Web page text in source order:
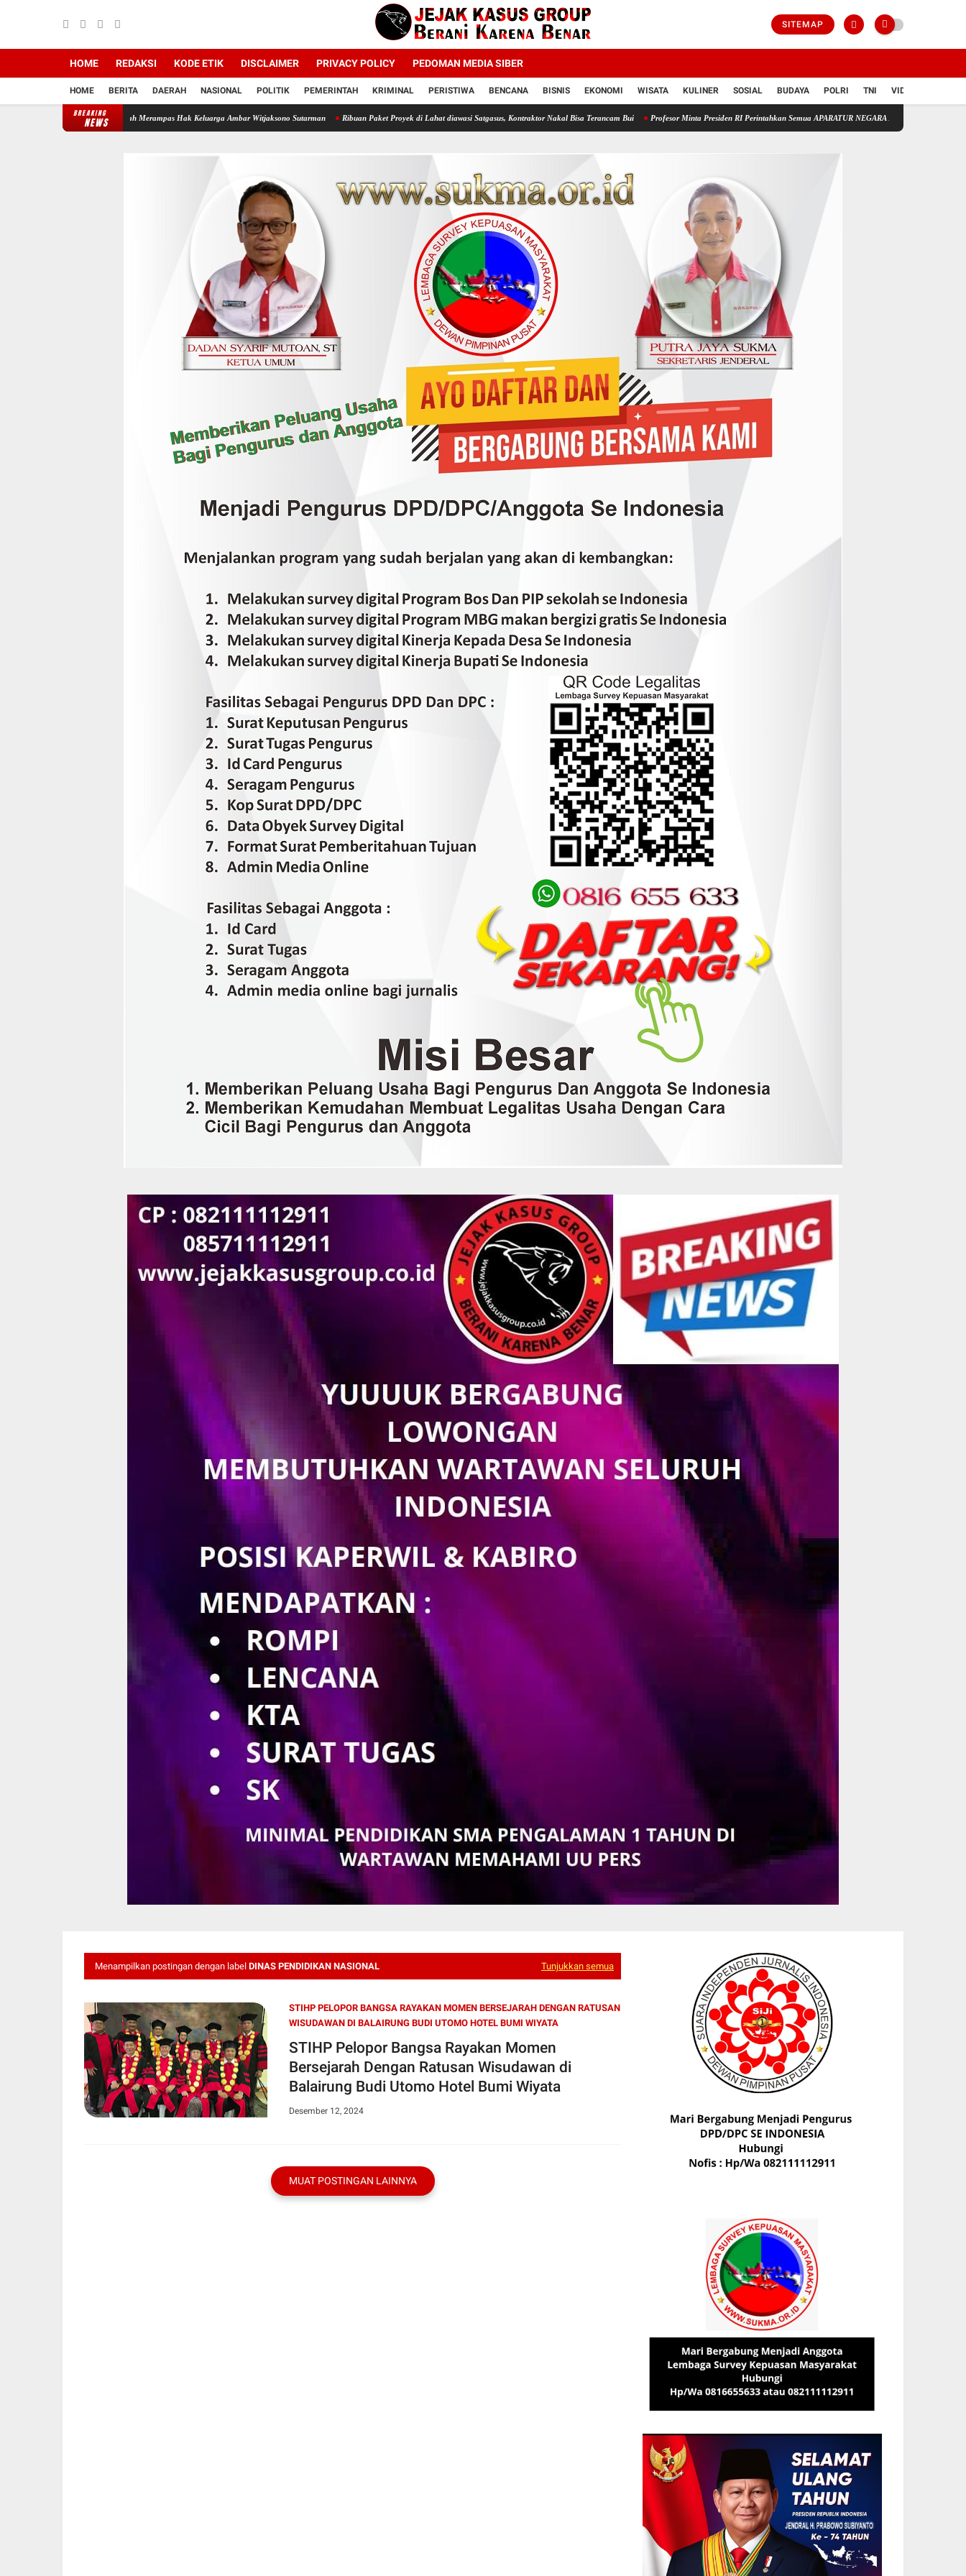
SITEMAP
HOME REDAKSI KODE ETIK DISCLAIMER PRIVACY POLICY PEDOMAN MEDIA SIBER
HOME BERITA DAERAH NASIONAL POLITIK PEMERINTAH KRIMINAL PERISTIWA BENCANA BISNIS EKONOMI WISATA KULINER SOSIAL BUDAYA POLRI TNI VIDIO
BREAKING
NEWS
Backing Mafia Tanah Merampas Hak Keluarga Ambar Witjaksono Sutarman Ribuan Paket Proyek di Lahat diawasi Satgasus, Kontraktor Nakal Bisa Terancam Bui Profesor Minta Presiden RI Perintahkan Semua APARATUR NEGARA Di Seluruh Indonesia Tertibkan
Menampilkan postingan dengan label DINAS PENDIDIKAN NASIONAL Tunjukkan semua
STIHP PELOPOR BANGSA RAYAKAN MOMEN BERSEJARAH DENGAN RATUSAN
WISUDAWAN DI BALAIRUNG BUDI UTOMO HOTEL BUMI WIYATA
STIHP Pelopor Bangsa Rayakan Momen
Bersejarah Dengan Ratusan Wisudawan di
Balairung Budi Utomo Hotel Bumi Wiyata
Desember 12, 2024
MUAT POSTINGAN LAINNYA